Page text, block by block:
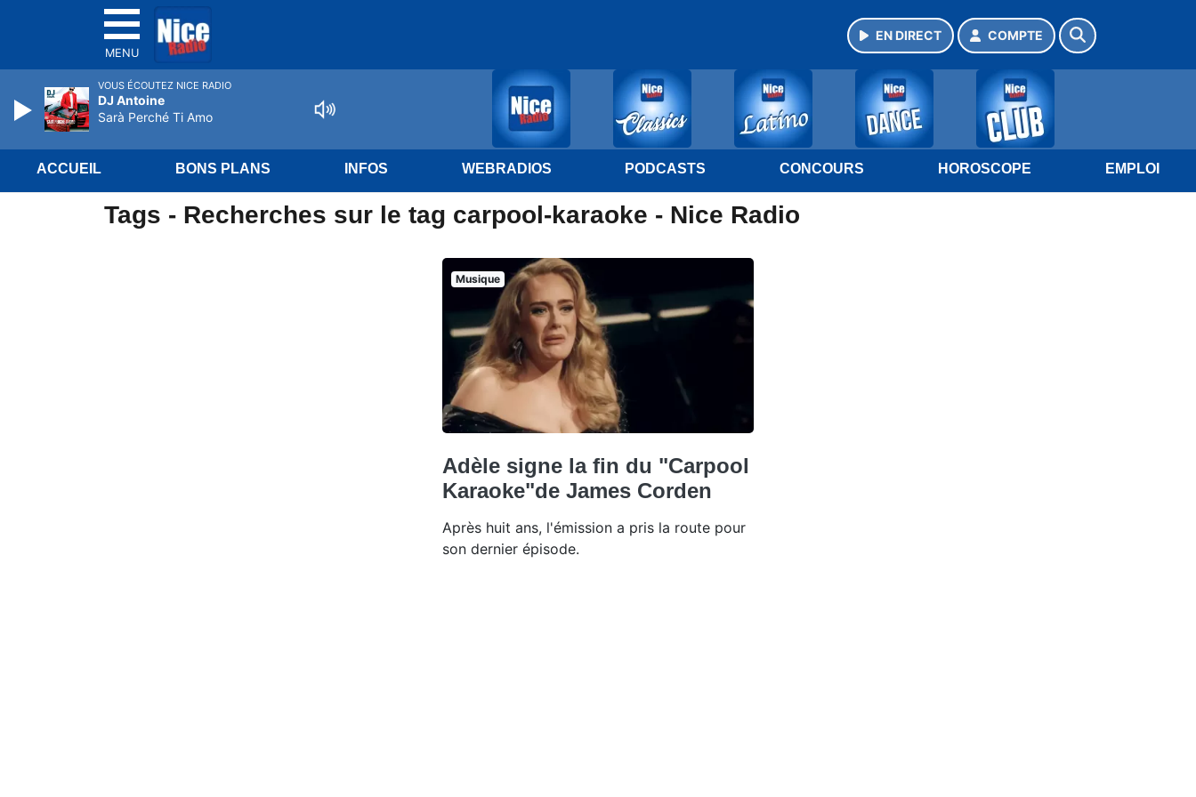
MENU
EN DIRECT COMPTE
ACCUEIL BONS PLANS INFOS WEBRADIOS PODCASTS CONCOURS HOROSCOPE EMPLOI
Tags - Recherches sur le tag carpool-karaoke - Nice Radio
Musique
Adèle signe la fin du "Carpool
Karaoke"de James Corden
Après huit ans, l'émission a pris la route pour
son dernier épisode.
VOUS ÉCOUTEZ NICE RADIO
DJ Antoine
Sarà Perché Ti Amo